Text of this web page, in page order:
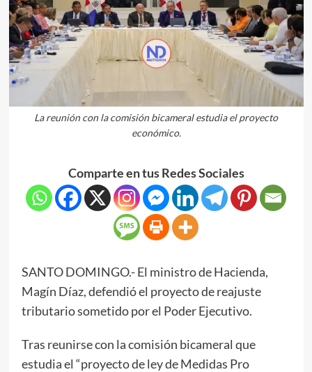
La reunión con la comisión bicameral estudia el proyecto
económico.
Comparte en tus Redes Sociales
SANTO DOMINGO.- El ministro de Hacienda,
Magín Díaz, defendió el proyecto de reajuste
tributario sometido por el Poder Ejecutivo.
Tras reunirse con la comisión bicameral que
estudia el “proyecto de ley de Medidas Pro